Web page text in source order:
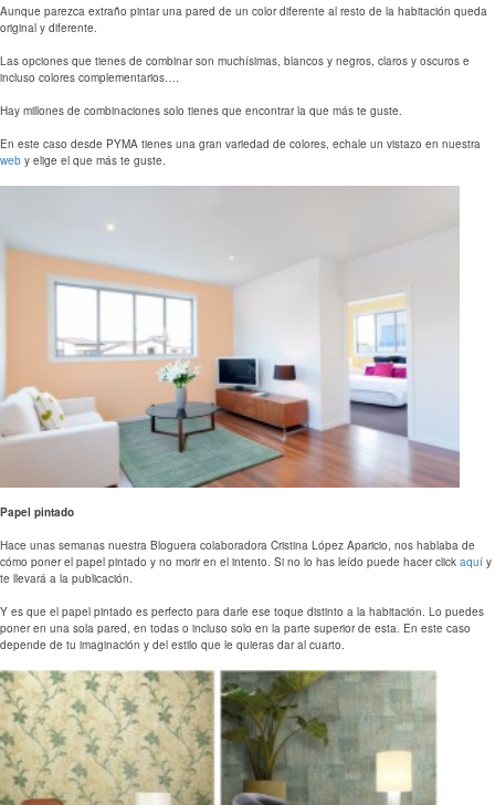
Aunque parezca extraño pintar una pared de un color diferente al resto de la habitación queda
original y diferente.
Las opciones que tienes de combinar son muchísimas, blancos y negros, claros y oscuros e
incluso colores complementarios….
Hay millones de combinaciones solo tienes que encontrar la que más te guste.
En este caso desde PYMA tienes una gran variedad de colores, echale un vistazo en nuestra
web y elige el que más te guste.
Papel pintado
Hace unas semanas nuestra Bloguera colaboradora Cristina López Aparicio, nos hablaba de
cómo poner el papel pintado y no morir en el intento. Si no lo has leído puede hacer click aquí y
te llevará a la publicación.
Y es que el papel pintado es perfecto para darle ese toque distinto a la habitación. Lo puedes
poner en una sola pared, en todas o incluso solo en la parte superior de esta. En este caso
depende de tu imaginación y del estilo que le quieras dar al cuarto.